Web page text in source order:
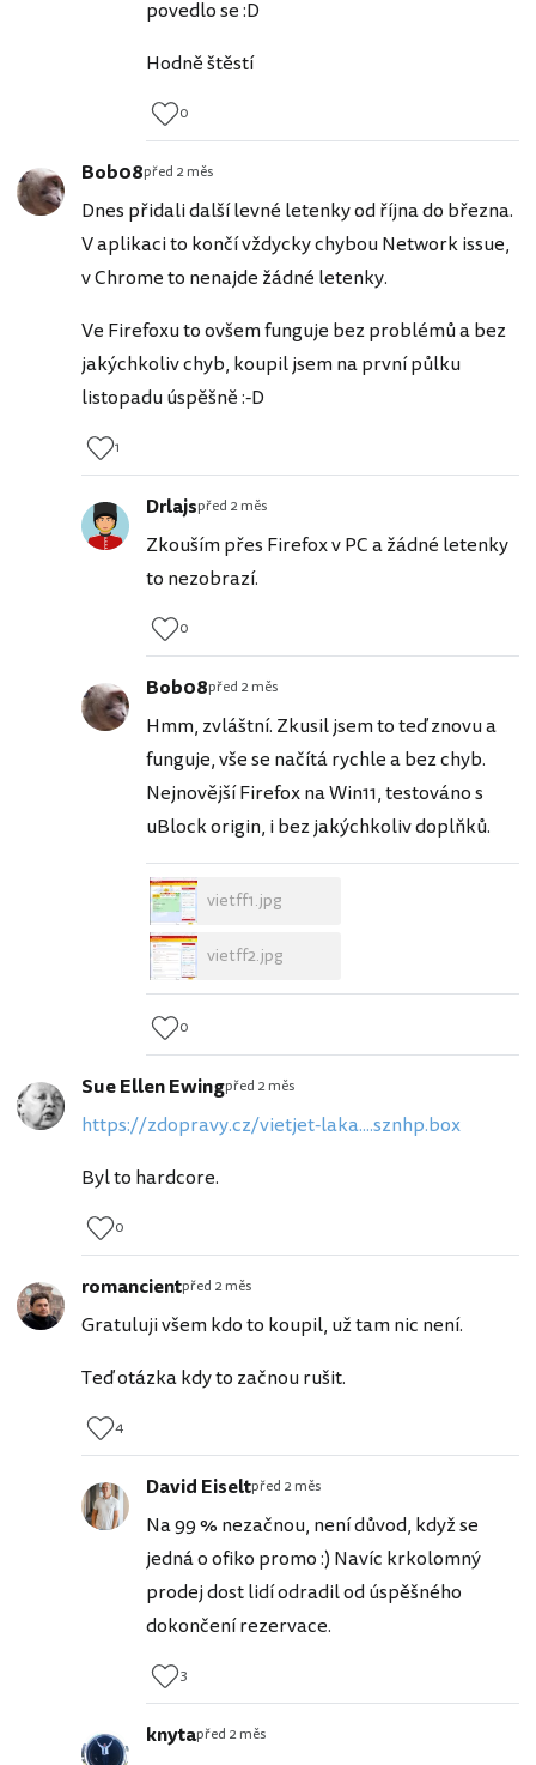
povedlo se :D
Hodně štěstí
0
Bob08před 2 měs
Dnes přidali další levné letenky od října do března.
V aplikaci to končí vždycky chybou Network issue,
v Chrome to nenajde žádné letenky.
Ve Firefoxu to ovšem funguje bez problémů a bez
jakýchkoliv chyb, koupil jsem na první půlku
listopadu úspěšně :-D
1
Drlajspřed 2 měs
Zkouším přes Firefox v PC a žádné letenky
to nezobrazí.
0
Bob08před 2 měs
Hmm, zvláštní. Zkusil jsem to teď znovu a
funguje, vše se načítá rychle a bez chyb.
Nejnovější Firefox na Win11, testováno s
uBlock origin, i bez jakýchkoliv doplňků.
vietff1.jpg
vietff2.jpg
0
Sue Ellen Ewingpřed 2 měs
https://zdopravy.cz/vietjet-laka....sznhp.box
Byl to hardcore.
0
romancientpřed 2 měs
Gratuluji všem kdo to koupil, už tam nic není.
Teď otázka kdy to začnou rušit.
4
David Eiseltpřed 2 měs
Na 99 % nezačnou, není důvod, když se
jedná o ofiko promo :) Navíc krkolomný
prodej dost lidí odradil od úspěšného
dokončení rezervace.
3
knytapřed 2 měs